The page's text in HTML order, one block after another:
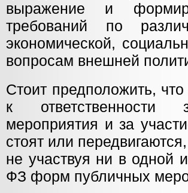
выражение и
требований по
экономической,
вопросам внешней
Стоит предположить,
к ответственности
мероприятия и за
стоят или
не участвуя ни в одной
ФЗ форм публичных